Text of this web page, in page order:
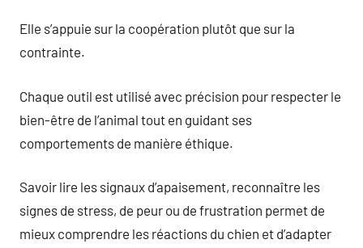
Elle s’appuie sur la coopération plutôt que sur la
contrainte.
Chaque outil est utilisé avec précision pour respecter le
bien-être de l’animal tout en guidant ses
comportements de manière éthique.
Savoir lire les signaux d’apaisement, reconnaître les
signes de stress, de peur ou de frustration permet de
mieux comprendre les réactions du chien et d’adapter